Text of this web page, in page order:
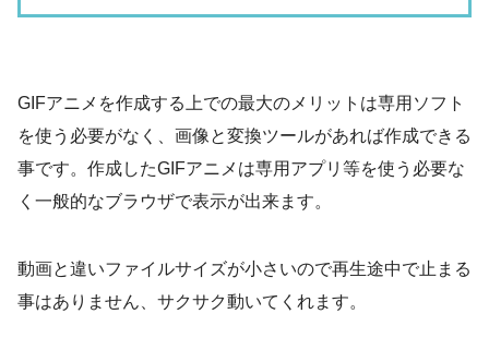
GIFアニメを作成する上での最大のメリットは専用ソフト
を使う必要がなく、画像と変換ツールがあれば作成できる
事です。作成したGIFアニメは専用アプリ等を使う必要な
く一般的なブラウザで表示が出来ます。
動画と違いファイルサイズが小さいので再生途中で止まる
事はありません、サクサク動いてくれます。